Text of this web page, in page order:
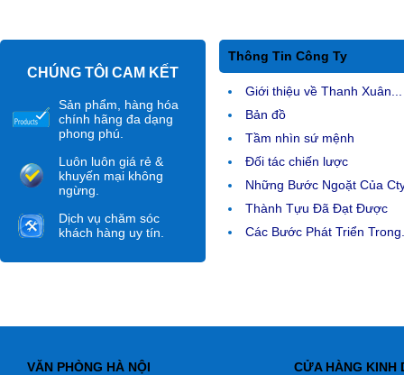
CHÚNG TÔI CAM KẾT
Sản phẩm, hàng hóa
chính hãng đa dạng
phong phú.
Luôn luôn giá rẻ &
khuyến mại không
ngừng.
Dịch vụ chăm sóc
khách hàng uy tín.
Thông Tin Công Ty
Giới thiệu về Thanh Xuân...
Bản đồ
Tầm nhìn sứ mệnh
Đối tác chiến lược
Những Bước Ngoặt Của
Thành Tựu Đã Đạt Được
Các Bước Phát Triển
VĂN PHÒNG HÀ NỘI
CỬA HÀNG KINH